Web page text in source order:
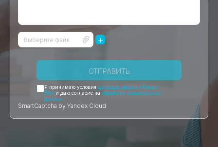
Выберите файл +
ОТПРАВИТЬ
Я принимаю условия договора оферты «Факел-
БК» и даю согласие на обработку персональных
данных
SmartCaptcha by Yandex Cloud